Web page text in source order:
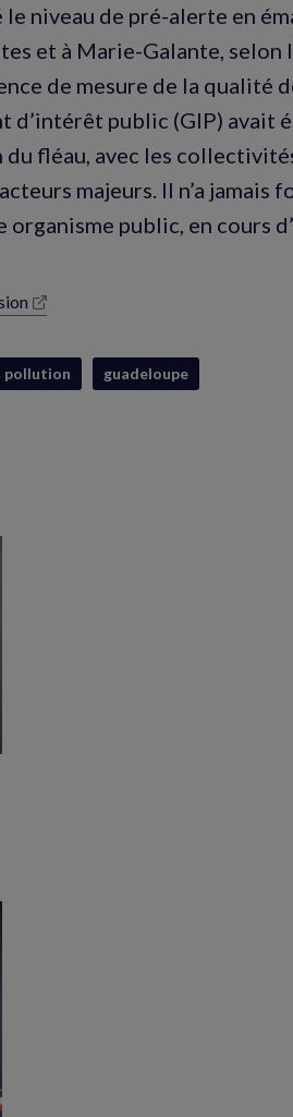
le niveau de pré-alerte en
et à Marie-Galante,
de mesure de la qualité
d’intérêt public (GIP) avait
fléau, avec les
majeurs. Il n’a jamais
public, en cours
pollution guadeloupe